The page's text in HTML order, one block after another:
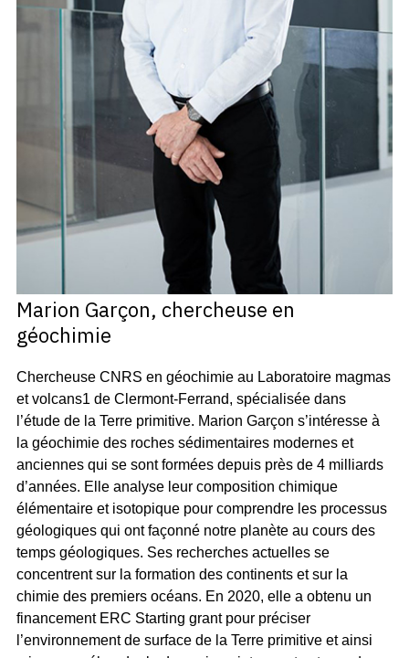
Marion Garçon, chercheuse en
géochimie
Chercheuse CNRS en géochimie au Laboratoire magmas
et volcans1 de Clermont-Ferrand, spécialisée dans
l’étude de la Terre primitive. Marion Garçon s’intéresse à
la géochimie des roches sédimentaires modernes et
anciennes qui se sont formées depuis près de 4 milliards
d’années. Elle analyse leur composition chimique
élémentaire et isotopique pour comprendre les processus
géologiques qui ont façonné notre planète au cours des
temps géologiques. Ses recherches actuelles se
concentrent sur la formation des continents et sur la
chimie des premiers océans. En 2020, elle a obtenu un
financement ERC Starting grant pour préciser
l’environnement de surface de la Terre primitive et ainsi